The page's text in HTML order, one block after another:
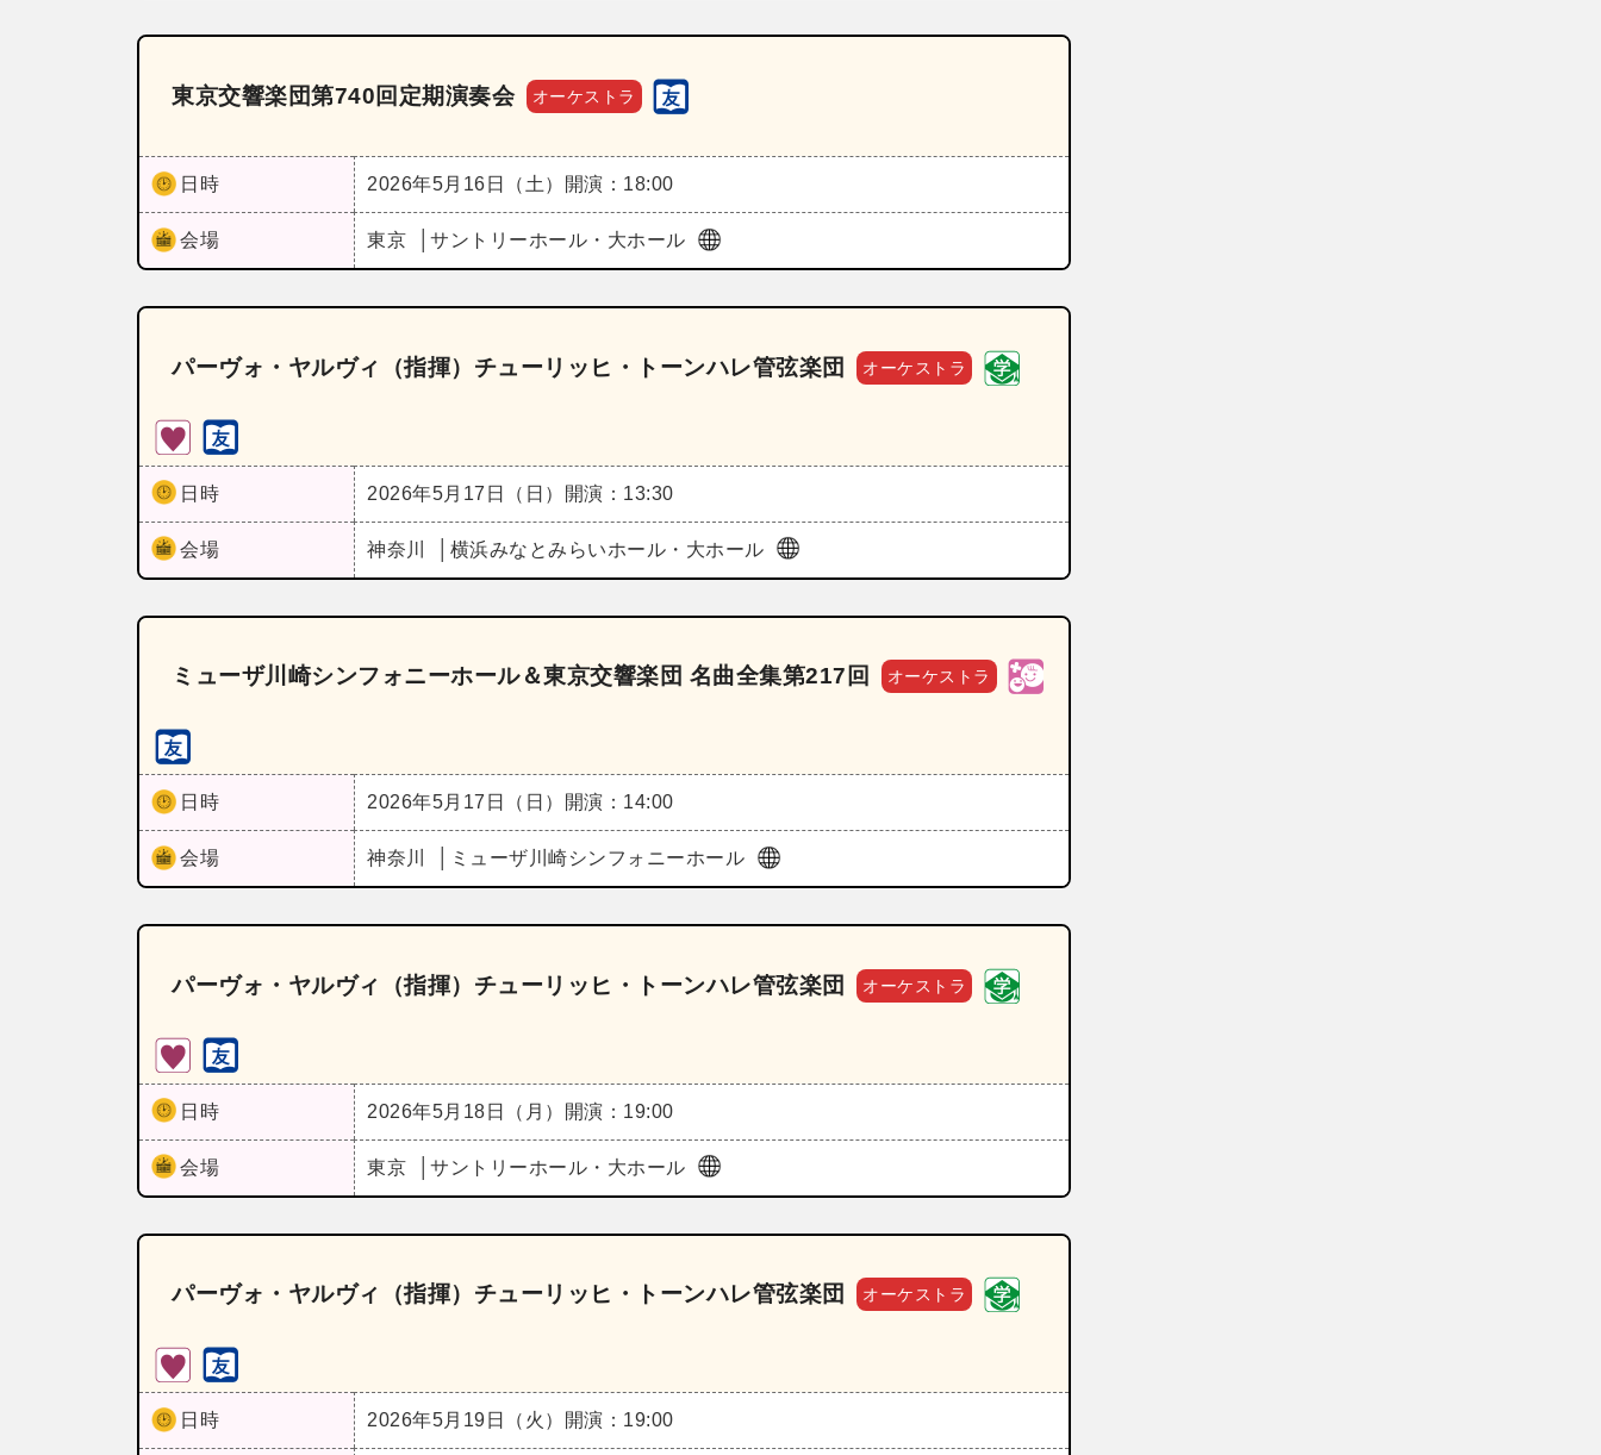
東京交響楽団第740回定期演奏会 オーケストラ
日時 2026年5月16日（土） 開演：18:00
会場 東京 サントリーホール・大ホール
パーヴォ・ヤルヴィ（指揮）チューリッヒ・トーンハレ管弦楽団 オーケストラ
日時 2026年5月17日（日） 開演：13:30
会場 神奈川 横浜みなとみらいホール・大ホール
ミューザ川崎シンフォニーホール＆東京交響楽団 名曲全集第217回 オーケストラ
日時 2026年5月17日（日） 開演：14:00
会場 神奈川 ミューザ川崎シンフォニーホール
パーヴォ・ヤルヴィ（指揮）チューリッヒ・トーンハレ管弦楽団 オーケストラ
日時 2026年5月18日（月） 開演：19:00
会場 東京 サントリーホール・大ホール
パーヴォ・ヤルヴィ（指揮）チューリッヒ・トーンハレ管弦楽団 オーケストラ
日時 2026年5月19日（火） 開演：19:00